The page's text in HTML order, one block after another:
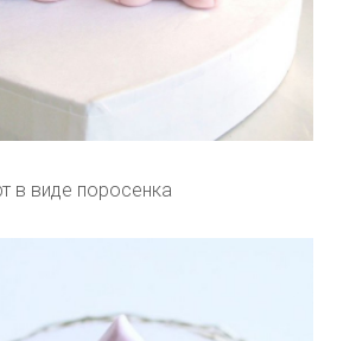
в виде поросенка